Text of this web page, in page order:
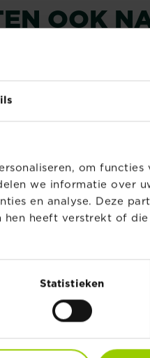
om
we informatie over
en analyse. Deze
heeft verstrekt of
Statistieken
OOK
Substral Naturen
Gedroogde Mest Van
Koeien en Kippen
Verkooppunten